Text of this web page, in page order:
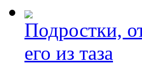
Подростки,
его из таза